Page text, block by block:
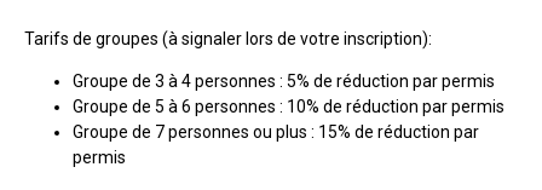
Tarifs de groupes (à signaler lors de votre inscription):
Groupe de 3 à 4 personnes : 5% de réduction par permis
Groupe de 5 à 6 personnes : 10% de réduction par permis
Groupe de 7 personnes ou plus : 15% de réduction par
permis